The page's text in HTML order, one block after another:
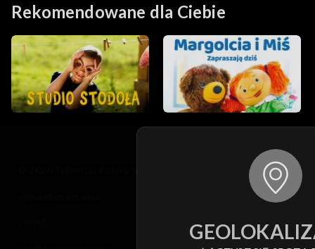
Rekomendowane dla Ciebie